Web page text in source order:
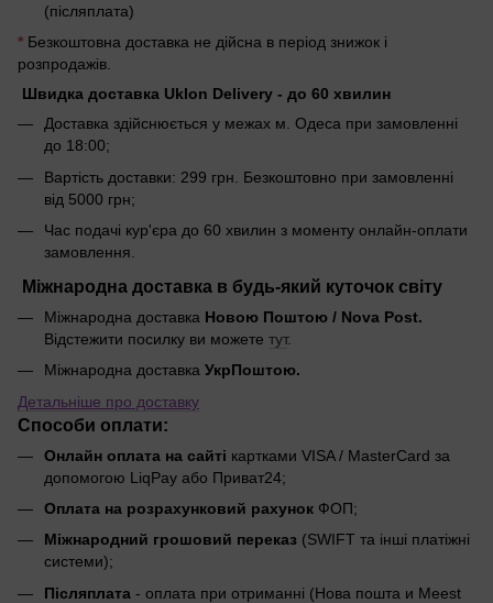
(післяплата)
* Безкоштовна доставка не дійсна в період знижок і
розпродажів.
Швидка доставка Uklon Delivery - до 60 хвилин
Доставка здійснюється у межах м. Одеса при замовленні
до 18:00;
Вартість доставки: 299 грн. Безкоштовно при замовленні
від 5000 грн;
Час подачі кур'єра до 60 хвилин з моменту онлайн-оплати
замовлення.
Міжнародна доставка в будь-який куточок світу
Міжнародна доставка Новою Поштою / Nova Post.
Відстежити посилку ви можете тут.
Міжнародна доставка УкрПоштою.
Детальніше про доставку
Способи оплати:
Онлайн оплата на сайті картками VISA / MasterCard за
допомогою LiqPay або Приват24;
Оплата на розрахунковий рахунок ФОП;
Міжнародний грошовий переказ (SWIFT та інші платіжні
системи);
Післяплата - оплата при отриманні (Нова пошта и Meest